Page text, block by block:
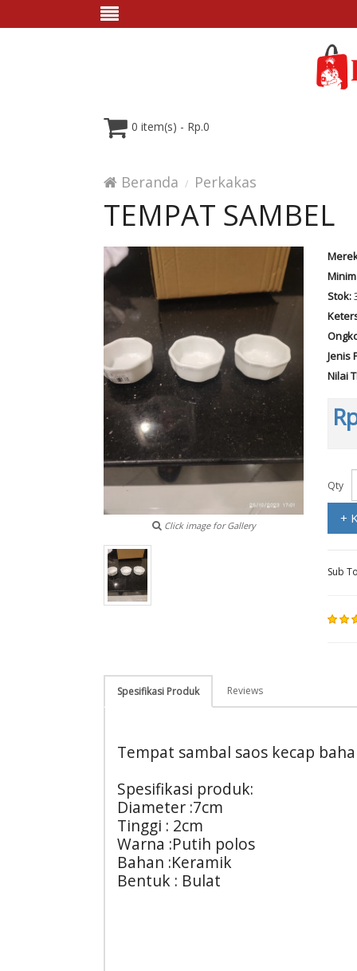
0 item(s) - Rp.0
Beranda Perkakas
TEMPAT SAMBEL
Click image for Gallery
Stok:
Jenis
Nilai
Qty
+
Sub
Spesifikasi Produk Reviews
Tempat sambal saos kecap
Spesifikasi produk:
Diameter :7cm
Tinggi : 2cm
Warna :Putih polos
Bahan :Keramik
Bentuk : Bulat